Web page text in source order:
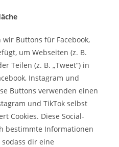
Buttons für Facebook,
um Webseiten (z. B.
Teilen (z. B. „Tweet”) in
Instagram und
Buttons verwenden einen
und TikTok selbst
Cookies. Diese Social-
bestimmte Informationen
dir eine